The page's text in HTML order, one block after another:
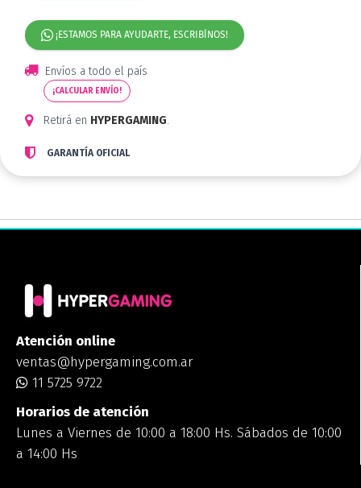
¡ESTAMOS PARA AYUDARTE, ESCRIBÍNOS!
Envíos a todo el país
¡CALCULAR ENVÍO!
Retirá en HYPERGAMING.
GARANTÍA OFICIAL
Atención online
ventas@hypergaming.com.ar
11 5725 9722
Horarios de atención
Lunes a Viernes de 10:00 a 18:00 Hs. Sábados de 10:00
a 14:00 Hs